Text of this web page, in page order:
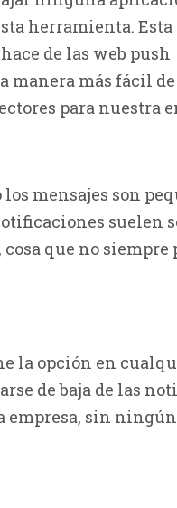
herramienta. Esta
de las web push
manera más fácil
para nuestra
los mensajes son
suelen
que no siempre
la opción en
de baja de las
empresa, sin ningún